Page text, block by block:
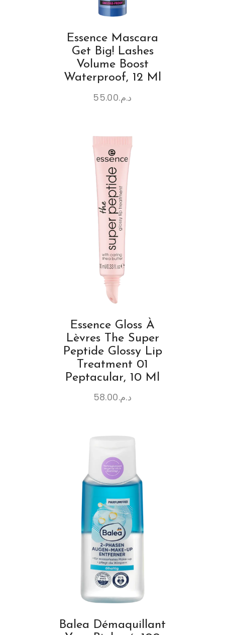
Essence Mascara
Get Big! Lashes
Volume Boost
Waterproof, 12 Ml
د.م.55.00
Essence Gloss À
Lèvres The Super
Peptide Glossy Lip
Treatment 01
Peptacular, 10 Ml
د.م.58.00
Balea Démaquillant